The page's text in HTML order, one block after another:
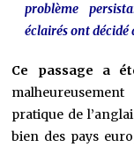
problème
éclairés ont décidé
Ce passage a
pratique de
bien des pays